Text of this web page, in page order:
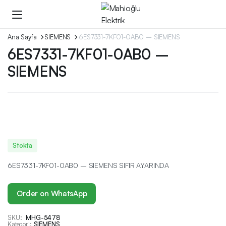
Ana Sayfa SIEMENS 6ES7331-7KF01-0AB0 – SIEMENS
6ES7331-7KF01-0AB0 –
SIEMENS
Stokta
6ES7331-7KF01-0AB0 – SIEMENS SIFIR AYARINDA
Order on WhatsApp
SKU: MHG-5478
Kategori: SIEMENS